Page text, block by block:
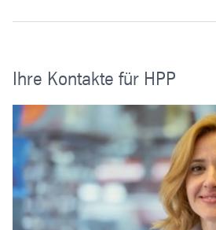
Ihre Kontakte für HPP